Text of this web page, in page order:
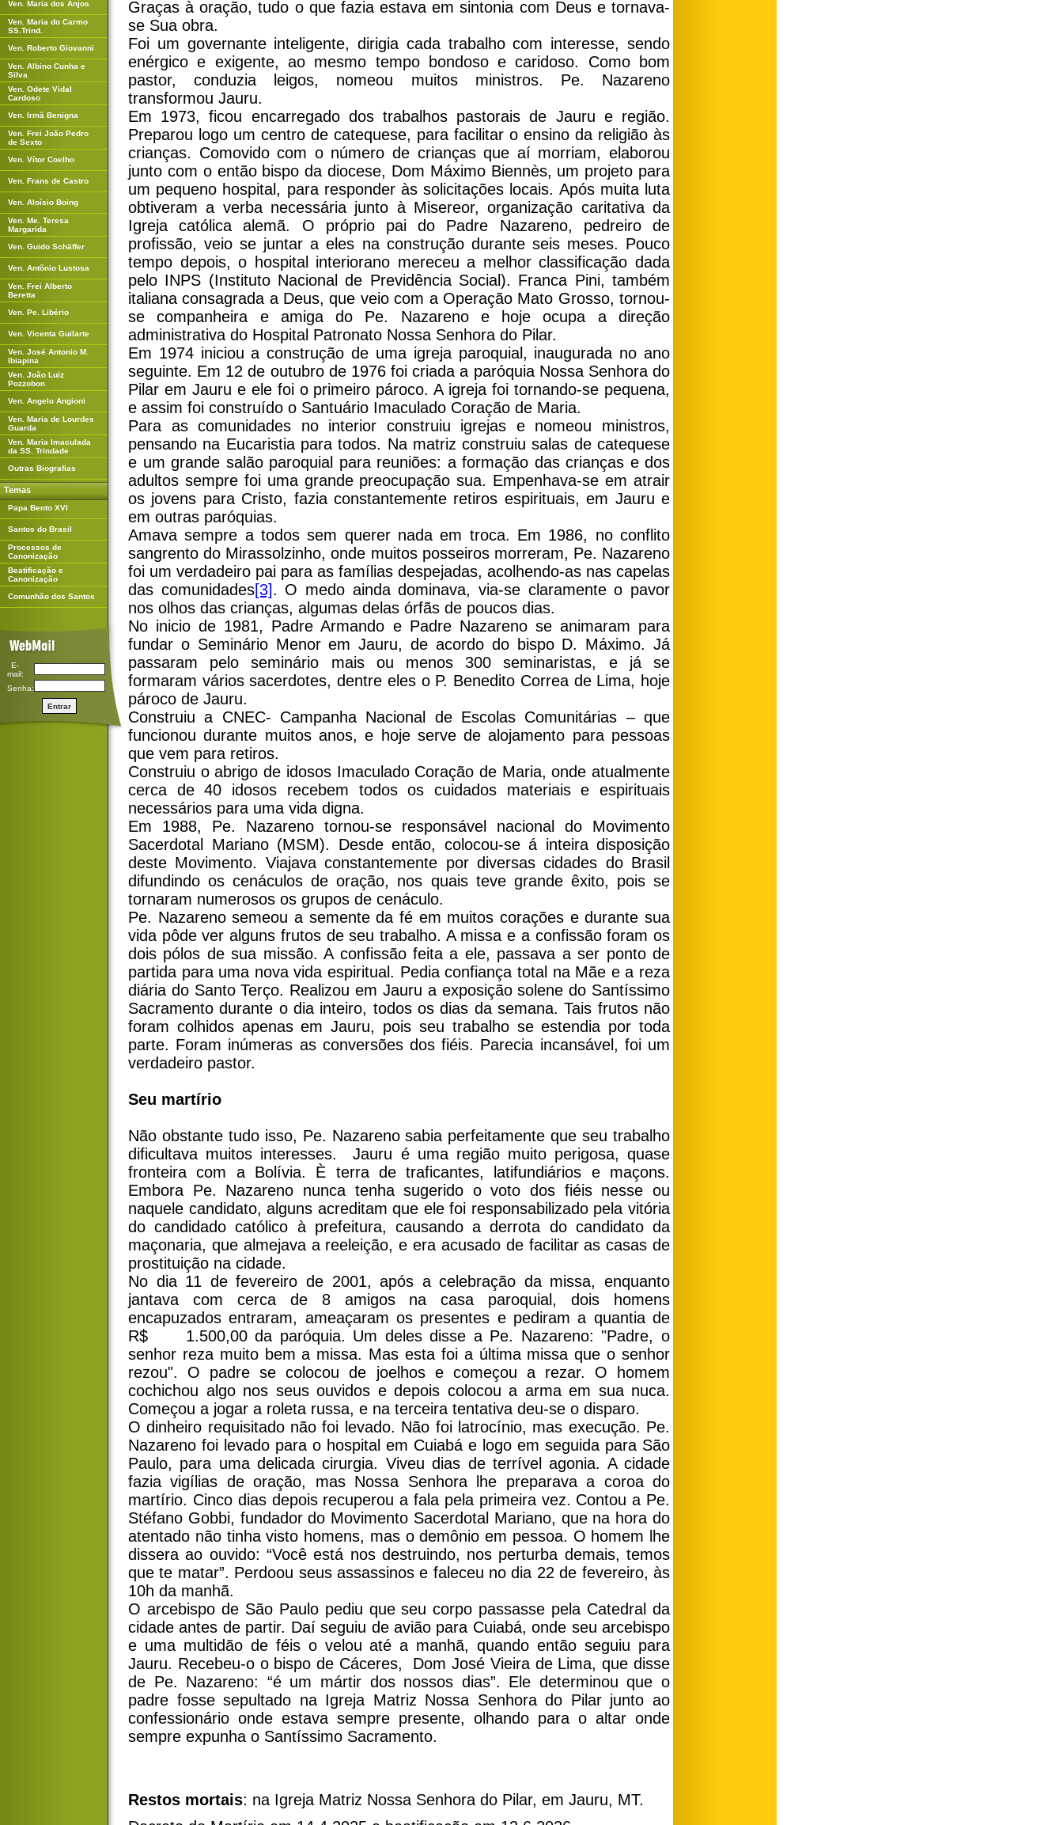
Ven. Maria dos Anjos
Ven. Maria do Carmo
SS.Trind.
Ven. Roberto Giovanni
Ven. Albino Cunha e
Silva
Ven. Odete Vidal
Cardoso
Ven. Irmã Benigna
Ven. Frei João Pedro
de Sexto
Ven. Vítor Coelho
Ven. Frans de Castro
Ven. Aloísio Boing
Ven. Me. Teresa
Margarida
Ven. Guido Schäffer
Ven. Antõnio Lustosa
Ven. Frei Alberto
Beretta
Ven. Pe. Libério
Ven. Vicenta Guilarte
Ven. José Antonio M.
Ibiapina
Ven. João Luiz
Pozzobon
Ven. Angelo Angioni
Ven. Maria de Lourdes
Guarda
Ven. Maria Imaculada
da SS. Trindade
Outras Biografias
Temas
Papa Bento XVI
Santos do Brasil
Processos de
Canonização
Beatificação e
Canonização
Comunhão dos Santos
E-
mail:
Senha:
Graças à oração, tudo o que fazia estava em sintonia com Deus e tornava-
se Sua obra.
Foi um governante inteligente, dirigia cada trabalho com interesse, sendo
enérgico e exigente, ao mesmo tempo bondoso e caridoso. Como bom
pastor, conduzia leigos, nomeou muitos ministros. Pe. Nazareno
transformou Jauru.
Em 1973, ficou encarregado dos trabalhos pastorais de Jauru e região.
Preparou logo um centro de catequese, para facilitar o ensino da religião às
crianças. Comovido com o número de crianças que aí morriam, elaborou
junto com o então bispo da diocese, Dom Máximo Biennès, um projeto para
um pequeno hospital, para responder às solicitações locais. Após muita luta
obtiveram a verba necessária junto à Misereor, organização caritativa da
Igreja católica alemã. O próprio pai do Padre Nazareno, pedreiro de
profissão, veio se juntar a eles na construção durante seis meses. Pouco
tempo depois, o hospital interiorano mereceu a melhor classificação dada
pelo INPS (Instituto Nacional de Previdência Social). Franca Pini, também
italiana consagrada a Deus, que veio com a Operação Mato Grosso, tornou-
se companheira e amiga do Pe. Nazareno e hoje ocupa a direção
administrativa do Hospital Patronato Nossa Senhora do Pilar.
Em 1974 iniciou a construção de uma igreja paroquial, inaugurada no ano
seguinte. Em 12 de outubro de 1976 foi criada a paróquia Nossa Senhora do
Pilar em Jauru e ele foi o primeiro pároco. A igreja foi tornando-se pequena,
e assim foi construído o Santuário Imaculado Coração de Maria.
Para as comunidades no interior construiu igrejas e nomeou ministros,
pensando na Eucaristia para todos. Na matriz construiu salas de catequese
e um grande salão paroquial para reuniões: a formação das crianças e dos
adultos sempre foi uma grande preocupação sua. Empenhava-se em atrair
os jovens para Cristo, fazia constantemente retiros espirituais, em Jauru e
em outras paróquias.
Amava sempre a todos sem querer nada em troca. Em 1986, no conflito
sangrento do Mirassolzinho, onde muitos posseiros morreram, Pe. Nazareno
foi um verdadeiro pai para as famílias despejadas, acolhendo-as nas capelas
das comunidades[3]. O medo ainda dominava, via-se claramente o pavor
nos olhos das crianças, algumas delas órfãs de poucos dias.
No inicio de 1981, Padre Armando e Padre Nazareno se animaram para
fundar o Seminário Menor em Jauru, de acordo do bispo D. Máximo. Já
passaram pelo seminário mais ou menos 300 seminaristas, e já se
formaram vários sacerdotes, dentre eles o P. Benedito Correa de Lima, hoje
pároco de Jauru.
Construiu a CNEC- Campanha Nacional de Escolas Comunitárias – que
funcionou durante muitos anos, e hoje serve de alojamento para pessoas
que vem para retiros.
Construiu o abrigo de idosos Imaculado Coração de Maria, onde atualmente
cerca de 40 idosos recebem todos os cuidados materiais e espirituais
necessários para uma vida digna.
Em 1988, Pe. Nazareno tornou-se responsável nacional do Movimento
Sacerdotal Mariano (MSM). Desde então, colocou-se á inteira disposição
deste Movimento. Viajava constantemente por diversas cidades do Brasil
difundindo os cenáculos de oração, nos quais teve grande êxito, pois se
tornaram numerosos os grupos de cenáculo.
Pe. Nazareno semeou a semente da fé em muitos corações e durante sua
vida pôde ver alguns frutos de seu trabalho. A missa e a confissão foram os
dois pólos de sua missão. A confissão feita a ele, passava a ser ponto de
partida para uma nova vida espiritual. Pedia confiança total na Mãe e a reza
diária do Santo Terço. Realizou em Jauru a exposição solene do Santíssimo
Sacramento durante o dia inteiro, todos os dias da semana. Tais frutos não
foram colhidos apenas em Jauru, pois seu trabalho se estendia por toda
parte. Foram inúmeras as conversões dos fiéis. Parecia incansável, foi um
verdadeiro pastor.
Seu martírio
Não obstante tudo isso, Pe. Nazareno sabia perfeitamente que seu trabalho
dificultava muitos interesses. Jauru é uma região muito perigosa, quase
fronteira com a Bolívia. È terra de traficantes, latifundiários e maçons.
Embora Pe. Nazareno nunca tenha sugerido o voto dos fiéis nesse ou
naquele candidato, alguns acreditam que ele foi responsabilizado pela vitória
do candidado católico à prefeitura, causando a derrota do candidato da
maçonaria, que almejava a reeleição, e era acusado de facilitar as casas de
prostituição na cidade.
No dia 11 de fevereiro de 2001, após a celebração da missa, enquanto
jantava com cerca de 8 amigos na casa paroquial, dois homens
encapuzados entraram, ameaçaram os presentes e pediram a quantia de
R$ 1.500,00 da paróquia. Um deles disse a Pe. Nazareno: "Padre, o
senhor reza muito bem a missa. Mas esta foi a última missa que o senhor
rezou". O padre se colocou de joelhos e começou a rezar. O homem
cochichou algo nos seus ouvidos e depois colocou a arma em sua nuca.
Começou a jogar a roleta russa, e na terceira tentativa deu-se o disparo.
O dinheiro requisitado não foi levado. Não foi latrocínio, mas execução. Pe.
Nazareno foi levado para o hospital em Cuiabá e logo em seguida para São
Paulo, para uma delicada cirurgia. Viveu dias de terrível agonia. A cidade
fazia vigílias de oração, mas Nossa Senhora lhe preparava a coroa do
martírio. Cinco dias depois recuperou a fala pela primeira vez. Contou a Pe.
Stéfano Gobbi, fundador do Movimento Sacerdotal Mariano, que na hora do
atentado não tinha visto homens, mas o demônio em pessoa. O homem lhe
dissera ao ouvido: “Você está nos destruindo, nos perturba demais, temos
que te matar”. Perdoou seus assassinos e faleceu no dia 22 de fevereiro, às
10h da manhã.
O arcebispo de São Paulo pediu que seu corpo passasse pela Catedral da
cidade antes de partir. Daí seguiu de avião para Cuiabá, onde seu arcebispo
e uma multidão de féis o velou até a manhã, quando então seguiu para
Jauru. Recebeu-o o bispo de Cáceres, Dom José Vieira de Lima, que disse
de Pe. Nazareno: “é um mártir dos nossos dias”. Ele determinou que o
padre fosse sepultado na Igreja Matriz Nossa Senhora do Pilar junto ao
confessionário onde estava sempre presente, olhando para o altar onde
sempre expunha o Santíssimo Sacramento.
Restos mortais: na Igreja Matriz Nossa Senhora do Pilar, em Jauru, MT.